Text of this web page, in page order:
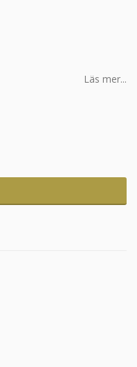
Läs mer...